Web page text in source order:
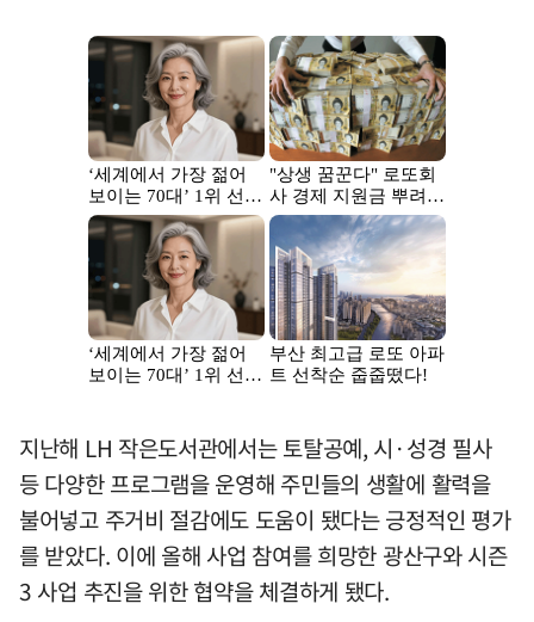
지난해 LH 작은도서관에서는 토탈공예, 시·성경 필사
등 다양한 프로그램을 운영해 주민들의 생활에 활력을
불어넣고 주거비 절감에도 도움이 됐다는 긍정적인 평가
를 받았다. 이에 올해 사업 참여를 희망한 광산구와 시즌
3 사업 추진을 위한 협약을 체결하게 됐다.